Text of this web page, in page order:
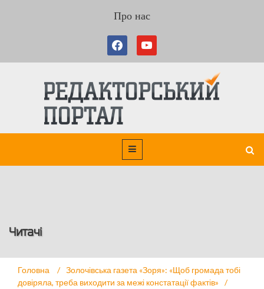
Про нас
Читачі
Головна / Золочівська газета «Зоря»: «Щоб громада тобі
довіряла, треба виходити за межі констатації фактів»
/